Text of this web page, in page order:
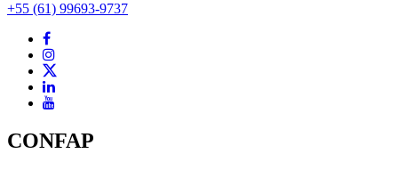
+55 (61) 99693-9737
CONFAP